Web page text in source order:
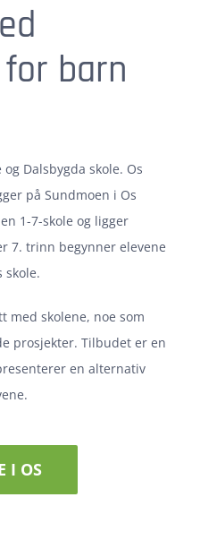
barn
Dalsbygda skole. Os
på Sundmoen i Os
1-7-skole og ligger
7. trinn begynner elevene
skole.
med skolene, noe som
prosjekter. Tilbudet er en
en alternativ
I OS